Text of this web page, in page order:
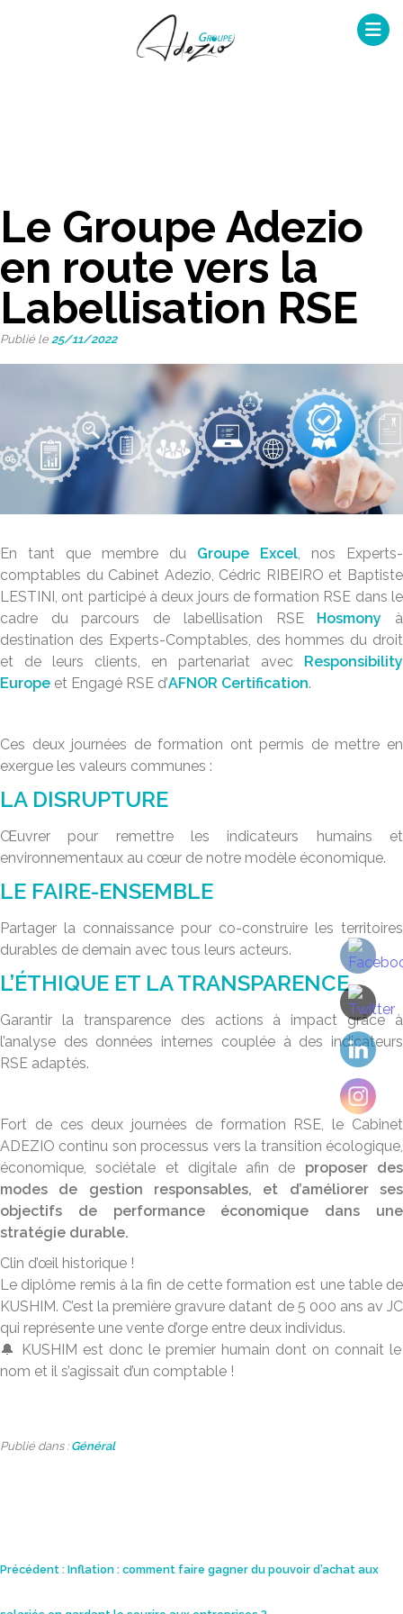
Le Groupe Adezio
en route vers la
Labellisation RSE
Publié le25/11/2022
En tant que membre du Groupe Excel, nos Experts-
comptables du Cabinet Adezio, Cédric RIBEIRO et Baptiste
LESTINI, ont participé à deux jours de formation RSE dans le
cadre duparcours de labellisation RSE Hosmony à
destination des Experts-Comptables, des hommes du droit
et de leurs clients, en partenariat avec
Responsibility
Europe et Engagé RSE d’AFNOR Certification.
Ces deux journées de formation ont permis de mettre en
exergue les valeurs communes :
LA DISRUPTURE
Œuvrer pour remettre les indicateurs humains et
environnementaux au cœur de notre modèle économique.
LE FAIRE-ENSEMBLE
Partager la connaissance pour co-construire les territoires
durables de demain avec tous leurs acteurs.
L’ÉTHIQUE ET LA TRANSPARENCE
Garantir la transparence des actions à impact grâce à
l’analyse des données internes couplée à des indicateurs
RSE adaptés.
Fort de ces deux journées de formation RSE, le Cabinet
ADEZIO continu son processus vers la transition écologique,
économique, sociétale et digitale afin de proposer des
modes de gestion responsables, et d’améliorer ses
objectifs de performance économique dans une
stratégie durable.
Clin d’œil historique !
Le diplôme remis à la fin de cette formation est une table de
KUSHIM. C’est la première gravure datant de 5 000 ans av JC
qui représente une vente d’orge entre deux individus.
🔔 KUSHIM est donc le premier humain dont on connait le
nom et il s’agissait d’un comptable !
Publié dans : Général
Navigation
Précédent : Inflation : comment faire gagner du pouvoir d’achat aux